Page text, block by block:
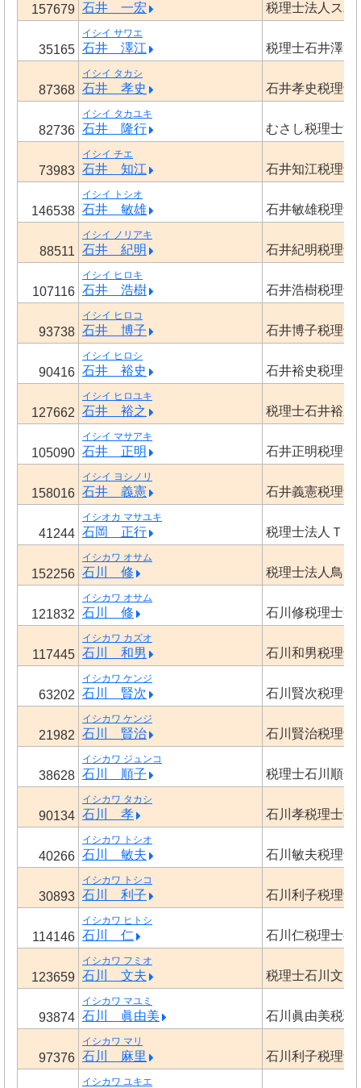
157679 石井 一宏 税理士法人ス
35165
イシイ サワエ
石井 澤江 税理士石井澤江
87368
イシイ タカシ
石井 孝史 石井孝史税理士
82736
イシイ タカユキ
石井 隆行 むさし税理士法
73983
イシイ チエ
石井 知江 石井知江税理士
146538
イシイ トシオ
石井 敏雄 石井敏雄税理士
88511
イシイ ノリアキ
石井 紀明 石井紀明税理士
107116
イシイ ヒロキ
石井 浩樹 石井浩樹税理士
93738
イシイ ヒロコ
石井 博子 石井博子税理士
90416
イシイ ヒロシ
石井 裕史 石井裕史税理士
127662
イシイ ヒロユキ
石井 裕之 税理士石井裕之
105090
イシイ マサアキ
石井 正明 石井正明税理士
158016
イシイ ヨシノリ
石井 義憲 石井義憲税理士
41244
イシオカ マサユキ
石岡 正行 税理士法人Ｔ＆
152256
イシカワ オサム
石川 修 税理士法人鳥山
121832
イシカワ オサム
石川 修 石川修税理士事
117445
イシカワ カズオ
石川 和男 石川和男税理士
63202
イシカワ ケンジ
石川 賢次 石川賢次税理士
21982
イシカワ ケンジ
石川 賢治 石川賢治税理士
38628
イシカワ ジュンコ
石川 順子 税理士石川順子
90134
イシカワ タカシ
石川 孝 石川孝税理士事
40266
イシカワ トシオ
石川 敏夫 石川敏夫税理士
30893
イシカワ トシコ
石川 利子 石川利子税理士
114146
イシカワ ヒトシ
石川 仁 石川仁税理士事
123659
イシカワ フミオ
石川 文夫 税理士石川文夫
93874
イシカワ マユミ
石川 眞由美 石川眞由美税理
97376
イシカワ マリ
石川 麻里 石川利子税理士
イシカワ ユキエ